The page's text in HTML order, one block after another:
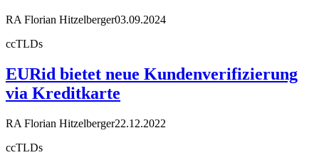
RA Florian Hitzelberger03.09.2024
ccTLDs
EURid bietet neue Kundenverifizierung
via Kreditkarte
RA Florian Hitzelberger22.12.2022
ccTLDs